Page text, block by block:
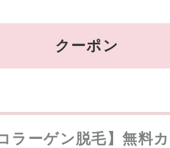
クーポン
ラーゲン脱毛】無料